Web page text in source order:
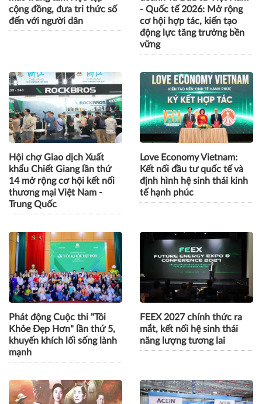
cộng đồng, đưa tri thức số
đến với người dân
- Quốc tế 2026: Mở rộng
cơ hội hợp tác, kiến tạo
động lực tăng trưởng bền
vững
Hội chợ Giao dịch Xuất
khẩu Chiết Giang lần thứ
14 mở rộng cơ hội kết nối
thương mại Việt Nam -
Trung Quốc
Love Economy Vietnam:
Kết nối đầu tư quốc tế và
định hình hệ sinh thái kinh
tế hạnh phúc
Phát động Cuộc thi "Tôi
Khỏe Đẹp Hơn" lần thứ 5,
khuyến khích lối sống lành
mạnh
FEEX 2027 chính thức ra
mắt, kết nối hệ sinh thái
năng lượng tương lai